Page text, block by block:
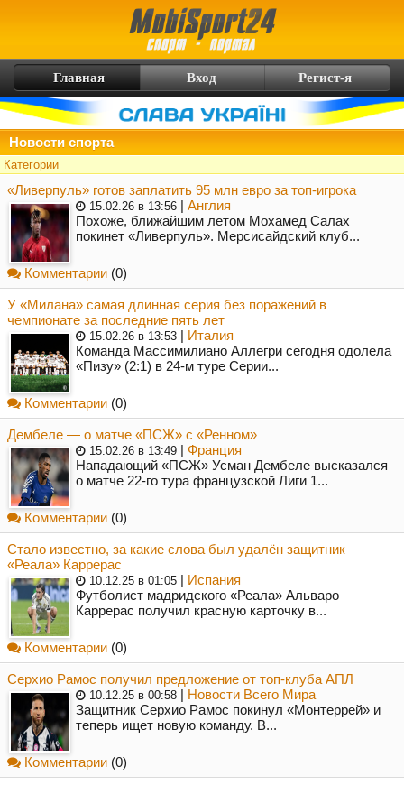
Главная Вход Регист-я
Новости спорта
Категории
«Ливерпуль» готов заплатить 95 млн евро за топ-игрока
15.02.26 в 13:56 | Англия
Похоже, ближайшим летом Мохамед Салах
покинет «Ливерпуль». Мерсисайдский клуб...
Комментарии (0)
У «Милана» самая длинная серия без поражений в
чемпионате за последние пять лет
15.02.26 в 13:53 | Италия
Команда Массимилиано Аллегри сегодня одолела
«Пизу» (2:1) в 24-м туре Серии...
Комментарии (0)
Дембеле — о матче «ПСЖ» с «Ренном»
15.02.26 в 13:49 | Франция
Нападающий «ПСЖ» Усман Дембеле высказался
о матче 22-го тура французской Лиги 1...
Комментарии (0)
Стало известно, за какие слова был удалён защитник
«Реала» Каррерас
10.12.25 в 01:05 | Испания
Футболист мадридского «Реала» Альваро
Каррерас получил красную карточку в...
Комментарии (0)
Серхио Рамос получил предложение от топ-клуба АПЛ
10.12.25 в 00:58 | Новости Всего Мира
Защитник Серхио Рамос покинул «Монтеррей» и
теперь ищет новую команду. В...
Комментарии (0)